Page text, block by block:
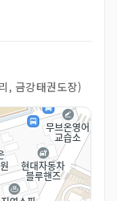
, 금강태권도장)